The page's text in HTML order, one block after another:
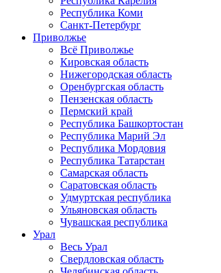
Республика Коми
Санкт-Петербург
Приволжье
Всё Приволжье
Кировская область
Нижегородская область
Оренбургская область
Пензенская область
Пермский край
Республика Башкортостан
Республика Марий Эл
Республика Мордовия
Республика Татарстан
Самарская область
Саратовская область
Удмуртская республика
Ульяновская область
Чувашская республика
Урал
Весь Урал
Свердловская область